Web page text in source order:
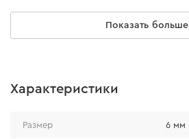
Показать больше
Характеристики
Размер 6 мм